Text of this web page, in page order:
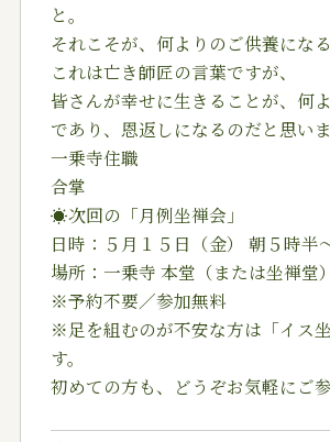
と。
それこそが、何よりのご供養にな
これは亡き師匠の言葉ですが、
皆さんが幸せに生きることが、何
であり、恩返しになるのだと思い
一乗寺住職
合掌
☀️次回の「月例坐禅会」
日時：５月１５日（金） 朝５時半
場所：一乗寺 本堂（または坐禅堂）
※予約不要／参加無料
※足を組むのが不安な方は「イス
す。
初めての方も、どうぞお気軽にご参